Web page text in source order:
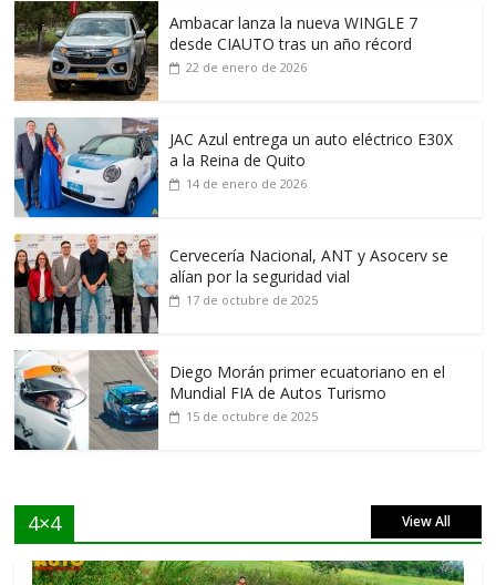
Ambacar lanza la nueva WINGLE 7
desde CIAUTO tras un año récord
22 de enero de 2026
JAC Azul entrega un auto eléctrico E30X
a la Reina de Quito
14 de enero de 2026
Cervecería Nacional, ANT y Asocerv se
alían por la seguridad vial
17 de octubre de 2025
Diego Morán primer ecuatoriano en el
Mundial FIA de Autos Turismo
15 de octubre de 2025
4×4 View All